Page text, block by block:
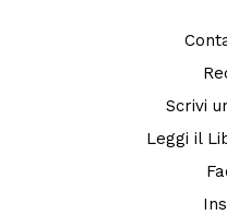
Scrivi
Leggi il